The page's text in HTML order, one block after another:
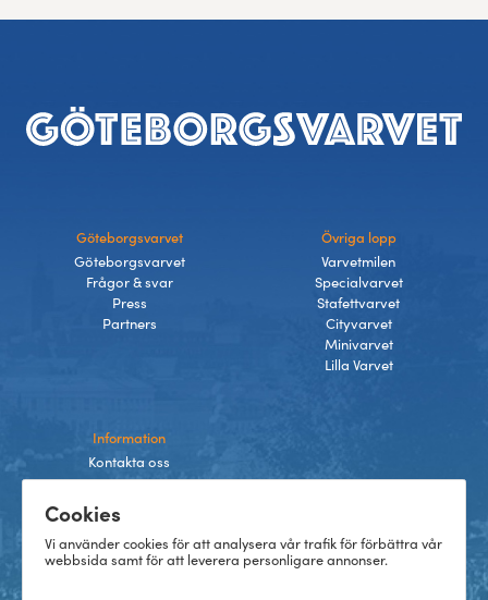
Cookies
Vi använder cookies för att analysera vår trafik för förbättra vår
webbsida samt för att leverera personligare annonser.
Sidfot
Göteborgsvarvet
Göteborgsvarvet
Frågor & svar
Press
Partners
Övriga lopp
Varvetmilen
Specialvarvet
Stafettvarvet
Cityvarvet
Minivarvet
Lilla Varvet
Information
Kontakta oss
Villkor
Cookies